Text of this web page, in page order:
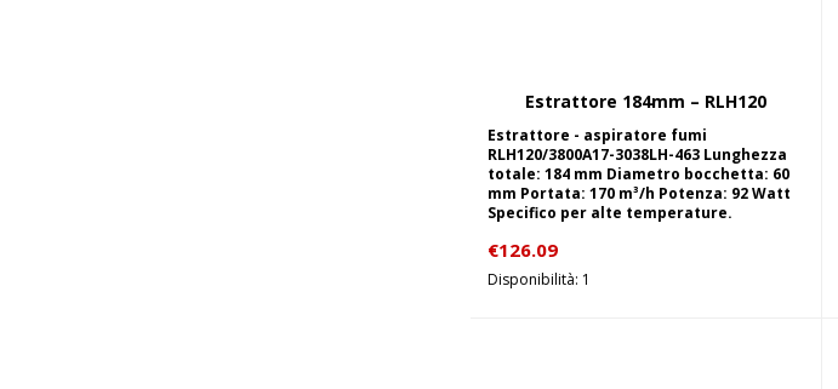
Aggiungi al carrello
Estrattore 184mm – RLH120
Estrattore - aspiratore fumi
RLH120/3800A17-3038LH-463 Lunghezza
totale: 184 mm Diametro bocchetta: 60
mm Portata: 170 m³/h Potenza: 92 Watt
Specifico per alte temperature.
€126.09
Disponibilità: 1